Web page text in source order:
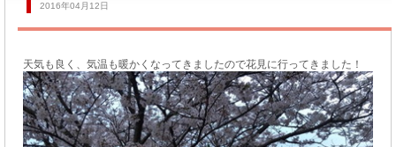
2016年04月12日
天気も良く、気温も暖かくなってきましたので花見に行ってきました！